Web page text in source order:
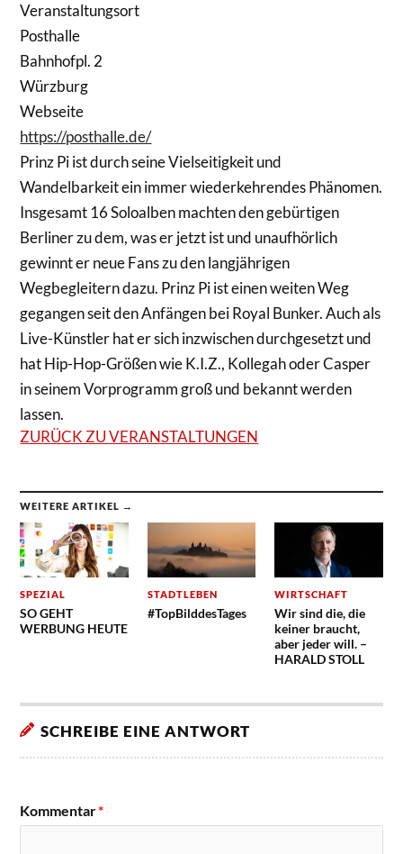
Veranstaltungsort
Posthalle
Bahnhofpl. 2
Würzburg
Webseite
https://posthalle.de/
Prinz Pi ist durch seine Vielseitigkeit und
Wandelbarkeit ein immer wiederkehrendes Phänomen.
Insgesamt 16 Soloalben machten den gebürtigen
Berliner zu dem, was er jetzt ist und unaufhörlich
gewinnt er neue Fans zu den langjährigen
Wegbegleitern dazu. Prinz Pi ist einen weiten Weg
gegangen seit den Anfängen bei Royal Bunker. Auch als
Live-Künstler hat er sich inzwischen durchgesetzt und
hat Hip-Hop-Größen wie K.I.Z., Kollegah oder Casper
in seinem Vorprogramm groß und bekannt werden
lassen.
ZURÜCK ZU VERANSTALTUNGEN
WEITERE ARTIKEL →
SPEZIAL
SO GEHT
WERBUNG HEUTE
STADTLEBEN
#TopBilddesTages
WIRTSCHAFT
Wir sind die, die
keiner braucht,
aber jeder will. –
HARALD STOLL
SCHREIBE EINE ANTWORT
Kommentar*